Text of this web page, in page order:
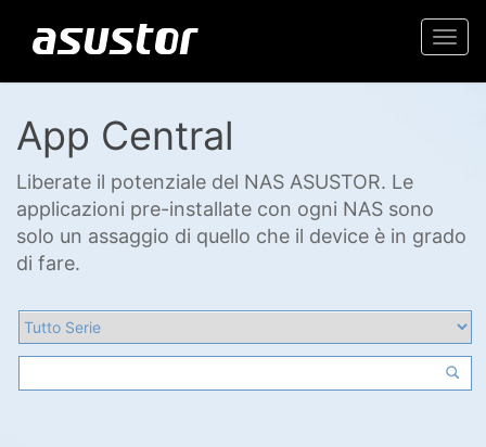
App Central
Liberate il potenziale del NAS ASUSTOR. Le
applicazioni pre-installate con ogni NAS sono
solo un assaggio di quello che il device è in grado
di fare.